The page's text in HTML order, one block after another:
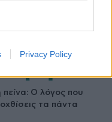
Privacy Policy
πείνα: Ο λόγος που
τα πάντα